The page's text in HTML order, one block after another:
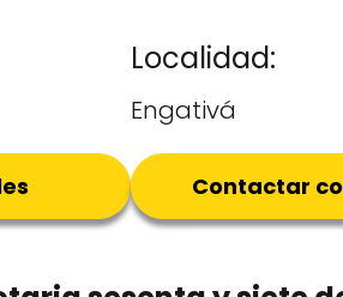
Localidad:
Engativá
Contactar